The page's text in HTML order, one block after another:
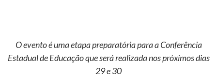
O evento é uma etapa preparatória para a Conferência
Estadual de Educação que será realizada nos próximos dias
29 e 30